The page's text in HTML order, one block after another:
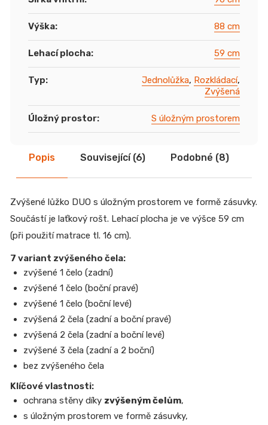
Výška: 88 cm
Lehací plocha: 59 cm
Typ: Jednolůžka, Rozkládací,
Zvýšená
Úložný prostor: S úložným prostorem
Popis Související (6) Podobné (8)
Zvýšené lůžko DUO s úložným prostorem ve formě zásuvky.
Součástí je laťkový rošt. Lehací plocha je ve výšce 59 cm
(při použití matrace tl. 16 cm).
7 variant zvýšeného čela:
zvýšené 1 čelo (zadní)
zvýšené 1 čelo (boční pravé)
zvýšené 1 čelo (boční levé)
zvýšená 2 čela (zadní a boční pravé)
zvýšená 2 čela (zadní a boční levé)
zvýšené 3 čela (zadní a 2 boční)
bez zvýšeného čela
Klíčové vlastnosti:
ochrana stěny díky zvýšeným čelům,
s úložným prostorem ve formě zásuvky,